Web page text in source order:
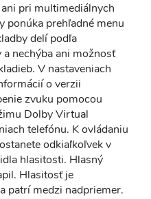
pri multimediálnych
ponúka prehľadné menu
delí podľa
nechýba ani možnosť
V nastaveniach
o verzii
zvuku pomocou
Dolby Virtual
telefónu. K ovládaniu
odkiaľkoľvek v
hlasitosti. Hlasný
Hlasitosť je
patrí medzi nadpriemer.